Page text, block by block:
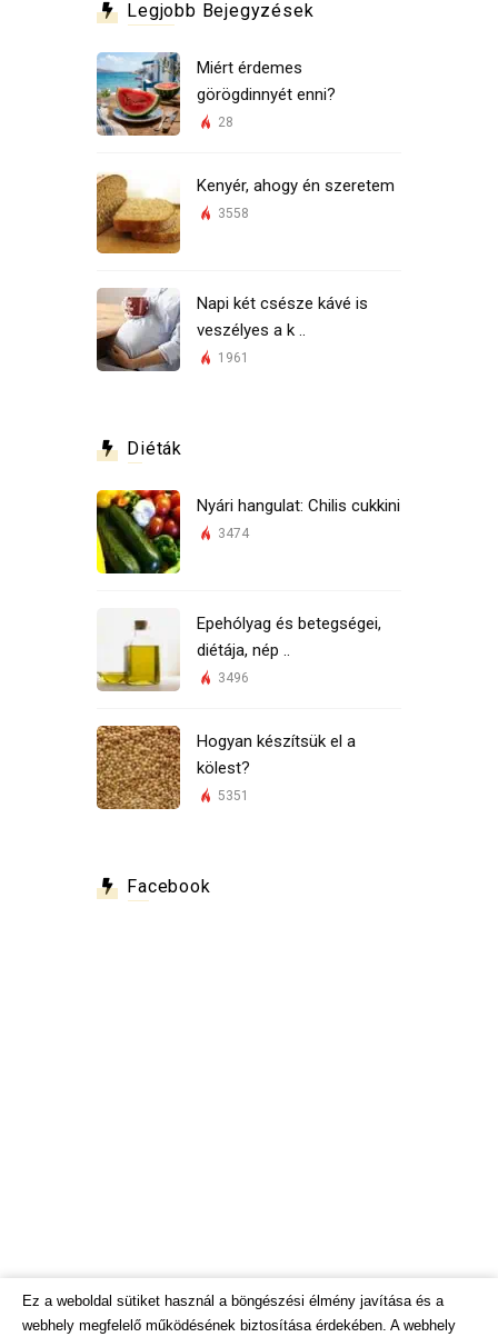
Legjobb Bejegyzések
Miért érdemes
görögdinnyét enni?
28
Kenyér, ahogy én szeretem
3558
Napi két csésze kávé is
veszélyes a k ..
1961
Diéták
Nyári hangulat: Chilis cukkini
3474
Epehólyag és betegségei,
diétája, nép ..
3496
Hogyan készítsük el a
kölest?
5351
Facebook
Ez a weboldal sütiket használ a böngészési élmény javítása és a
webhely megfelelő működésének biztosítása érdekében. A webhely